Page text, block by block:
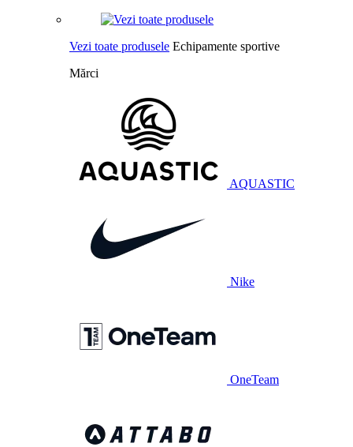
Vezi toate produsele Echipamente sportive
Mărci
AQUASTIC
Nike
OneTeam